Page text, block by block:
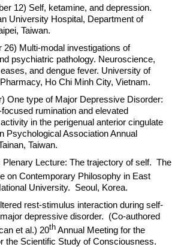
12) Self, ketamine, and depression.
University Hospital, Department of
Taiwan.
26) Multi-modal investigations of
psychiatric pathology. Neuroscience,
and dengue fever. University of
Ho Chi Minh City, Vietnam.
One type of Major Depressive Disorder:
rumination and elevated
in the perigenual anterior cingulate
Psychological Association Annual
Taiwan.
Plenary Lecture: The trajectory of self. The
on Contemporary Philosophy in East
University. Seoul, Korea.
rest-stimulus interaction during self-
depressive disorder. (Co-authored
et al.) 20thAnnual Meeting for the
the Scientific Study of Consciousness.